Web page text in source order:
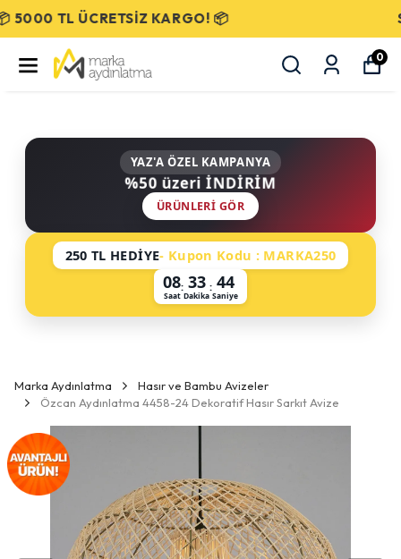
SEÇİLİ ÜRÜNLERDE %50 İNDİRİM!
0
YAZ'A ÖZEL KAMPANYA
%50 üzeri İNDİRİM
ÜRÜNLERI GÖR
250 TL HEDİYE- Kupon Kodu : MARKA250
08
Saat
: 33
Dakika
: 44
Saniye
Marka Aydınlatma
Hasır ve Bambu Avizeler
Özcan Aydınlatma 4458-24 Dekoratif Hasır Sarkıt Avize